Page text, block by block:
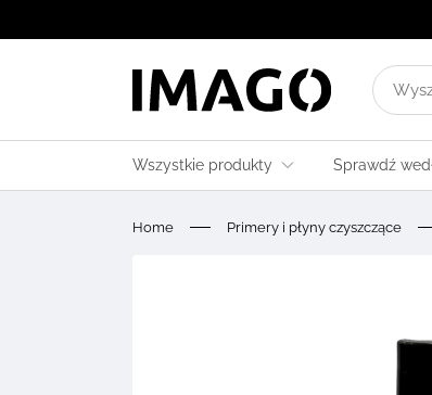
wyniki
Wszystkie produkty Sprawdź
Home Primery i płyny czyszczące